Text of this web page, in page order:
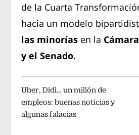
de la Cuarta
hacia un modelo
las minorías en la
y el Senado.
Uber, Didi… un millón de
empleos: buenas noticias y
algunas falacias